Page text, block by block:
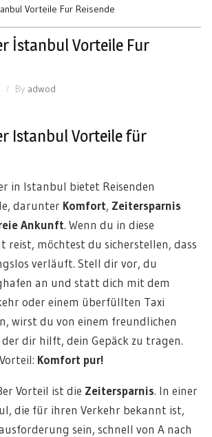
Vorteile Fur Reisende
İstanbul Vorteile Fur
By adwod
Istanbul Vorteile für
in Istanbul bietet Reisenden
darunter Komfort, Zeitersparnis
Ankunft. Wenn du in diese
reist, möchtest du sicherstellen, dass
verläuft. Stell dir vor, du
an und statt dich mit dem
oder einem überfüllten Taxi
wirst du von einem freundlichen
dir hilft, dein Gepäck zu tragen.
Komfort pur!
Vorteil ist die Zeitersparnis. In einer
die für ihren Verkehr bekannt ist,
sein, schnell von A nach